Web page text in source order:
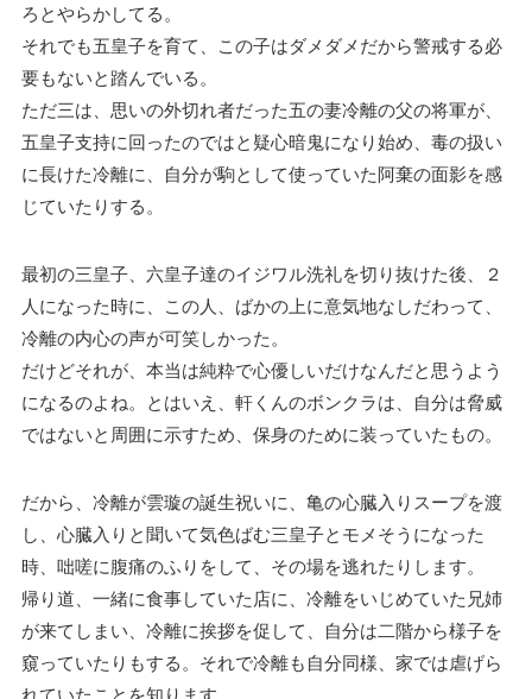
ろとやらかしてる。
それでも五皇子を育て、この子はダメダメだから警戒する必
要もないと踏んでいる。
ただ三は、思いの外切れ者だった五の妻冷離の父の将軍が、
五皇子支持に回ったのではと疑心暗鬼になり始め、毒の扱い
に長けた冷離に、自分が駒として使っていた阿棄の面影を感
じていたりする。
最初の三皇子、六皇子達のイジワル洗礼を切り抜けた後、２
人になった時に、この人、ばかの上に意気地なしだわって、
冷離の内心の声が可笑しかった。
だけどそれが、本当は純粋で心優しいだけなんだと思うよう
になるのよね。とはいえ、軒くんのボンクラは、自分は脅威
ではないと周囲に示すため、保身のために装っていたもの。
だから、冷離が雲璇の誕生祝いに、亀の心臓入りスープを渡
し、心臓入りと聞いて気色ばむ三皇子とモメそうになった
時、咄嗟に腹痛のふりをして、その場を逃れたりします。
帰り道、一緒に食事していた店に、冷離をいじめていた兄姉
が来てしまい、冷離に挨拶を促して、自分は二階から様子を
窺っていたりもする。それで冷離も自分同様、家では虐げら